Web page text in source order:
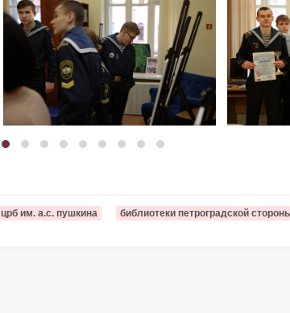
црб им. а.с. пушкина библиотеки петроградской